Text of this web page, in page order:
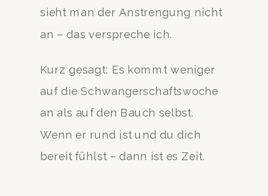
sieht man der Anstrengung nicht
an – das verspreche ich.
Kurz gesagt: Es kommt weniger
auf die Schwangerschaftswoche
an als auf den Bauch selbst.
Wenn er rund ist und du dich
bereit fühlst – dann ist es Zeit.